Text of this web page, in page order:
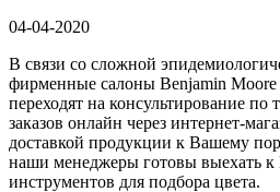
04-04-2020
В связи со сложной
фирменные салоны Benjamin Moore
переходят на консультирование по
заказов онлайн через интернет-
доставкой продукции к Вашему
наши менеджеры готовы выехать
инструментов для подбора цвета.